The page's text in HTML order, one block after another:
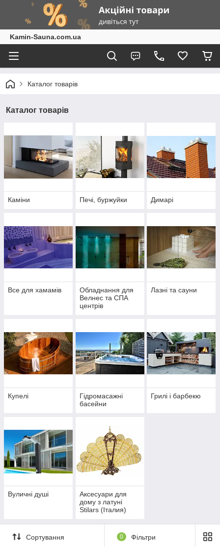
Kamin-Sauna.com.ua
Каталог товарів
Каталог товарів
Каміни Печі, буржуйки Димарі
Все для хамамів
Обладнання для
Велнес та СПА
центрів
Лазні та сауни
Купелі
Гідромасажні
басейни
Грилі і барбекю
Вуличні душі
Аксесуари для
дому з латуні
Stilars (Італия)
Сортування 0 Фільтри